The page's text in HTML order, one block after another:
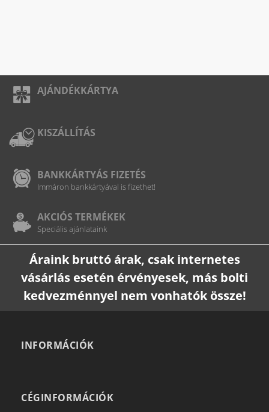
AJÁNDÉKKÁRTYA
KISZÁLLÍTÁS
BANKKÁRTYÁS FIZETÉS
Immáron bankkártyával is fizethet!
AKCIÓS TERMÉKEK
Speciális ajánlataink
Áraink bruttó árak, csak internetes
vásárlás esetén érvényesek, más bolti
kedvezménnyel nem vonhatók össze!
INFORMÁCIÓK
CÉGINFORMÁCIÓK